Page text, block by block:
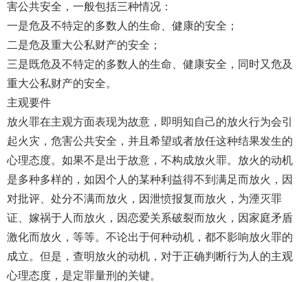
害公共安全，一般包括三种情况：
一是危及不特定的多数人的生命、健康的安全；
二是危及重大公私财产的安全；
三是既危及不特定的多数人的生命、健康安全，同时又危及
重大公私财产的安全。
主观要件
放火罪在主观方面表现为故意，即明知自己的放火行为会引
起火灾，危害公共安全，并且希望或者放任这种结果发生的
心理态度。如果不是出于故意，不构成放火罪。放火的动机
是多种多样的，如因个人的某种利益得不到满足而放火，因
对批评、处分不满而放火，因泄愤报复而放火，为湮灭罪
证、嫁祸于人而放火，因恋爱关系破裂而放火，因家庭矛盾
激化而放火，等等。不论出于何种动机，都不影响放火罪的
成立。但是，查明放火的动机，对于正确判断行为人的主观
心理态度，是定罪量刑的关键。